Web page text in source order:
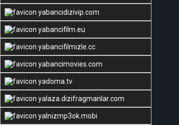
yabancidizivip.com
yabancifilm.eu
yabancifilmizle.cc
yabancimovies.com
yadoma.tv
yalaza.dizifragmanlar.com
yalnizmp3ok.mobi